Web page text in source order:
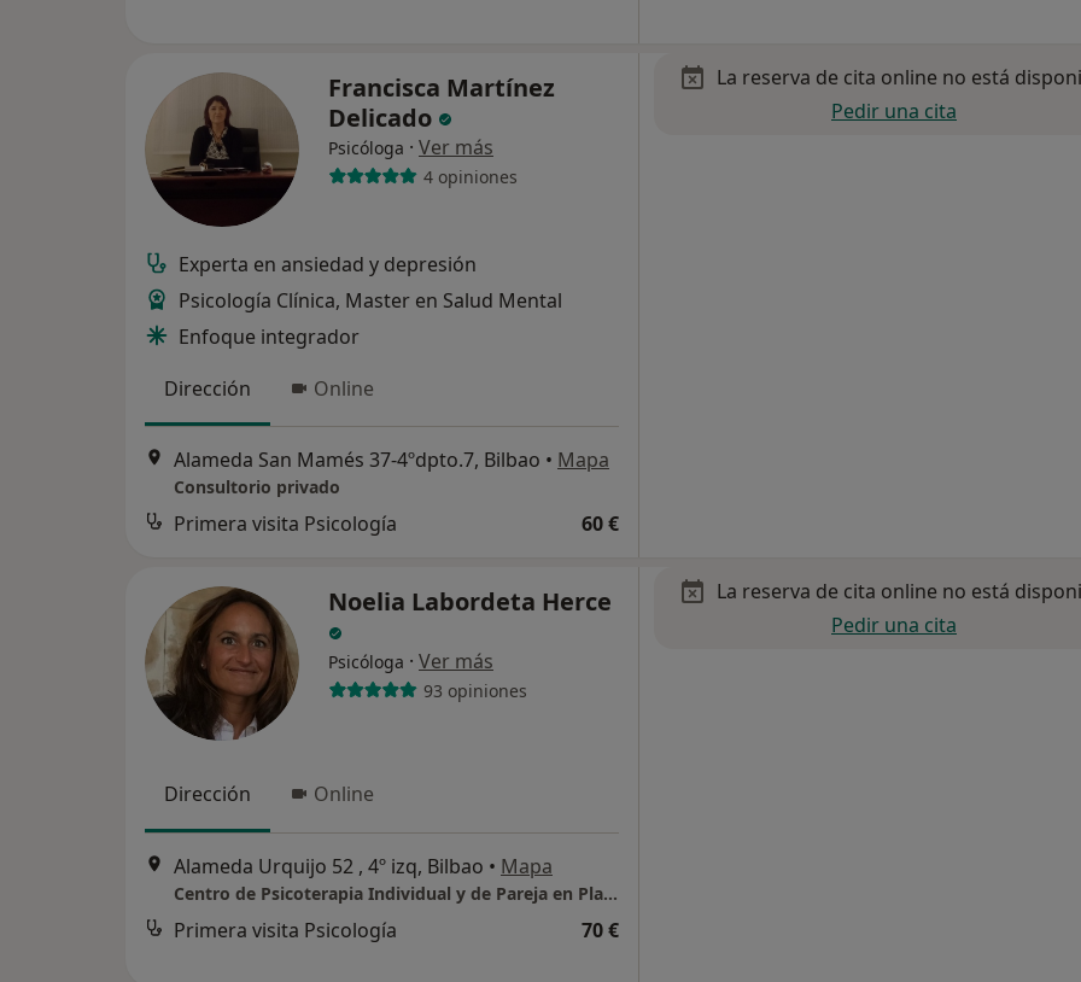
Francisca Martínez
Delicado
Psicóloga · Ver más
4 opiniones
Experta en ansiedad y depresión
Psicología Clínica, Master en Salud Mental
Enfoque integrador
Dirección
Online
Alameda San Mamés 37-4ºdpto.7, Bilbao • Mapa
Consultorio privado
Primera visita Psicología 60 €
La reserva de cita online no está
Pedir una cita
Noelia Labordeta Herce
Psicóloga · Ver más
93 opiniones
Dirección Online
Alameda Urquijo 52 , 4º izq, Bilbao • Mapa
Centro de Psicoterapia Individual y de Pareja en Plaza Indautxu
Primera visita Psicología 70 €
La reserva de cita online no está
Pedir una cita